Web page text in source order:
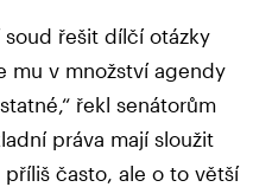
soud řešit dílčí otázky
mu v množství agendy
řekl senátorům
práva mají sloužit
často, ale o to větší